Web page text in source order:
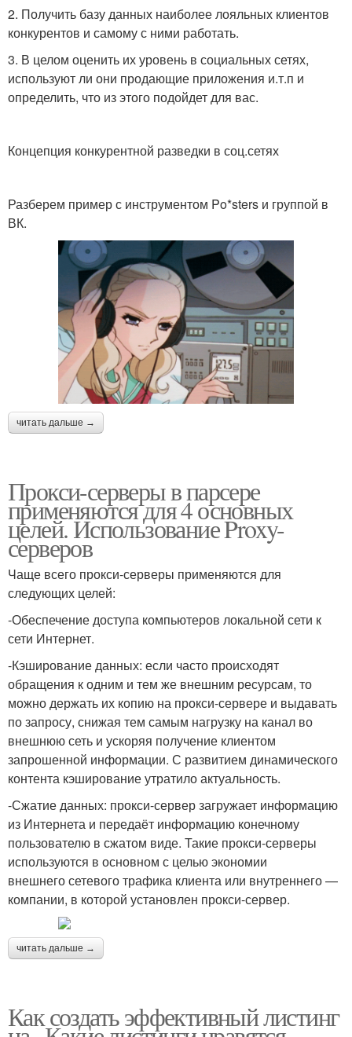
2. Получить базу данных наиболее лояльных клиентов
конкурентов и самому с ними работать.
3. В целом оценить их уровень в социальных сетях,
используют ли они продающие приложения и.т.п и
определить, что из этого подойдет для вас.
Концепция конкурентной разведки в соц.сетях
Разберем пример с инструментом Po*sters и группой в
ВК.
читать дальше →
Прокси-серверы в парсере
применяются для 4 основных
целей. Использование Proxy-
серверов
Чаще всего прокси-серверы применяются для
следующих целей:
-Обеспечение доступа компьютеров локальной сети к
сети Интернет.
-Кэширование данных: если часто происходят
обращения к одним и тем же внешним ресурсам, то
можно держать их копию на прокси-сервере и выдавать
по запросу, снижая тем самым нагрузку на канал во
внешнюю сеть и ускоряя получение клиентом
запрошенной информации. С развитием динамического
контента кэширование утратило актуальность.
-Сжатие данных: прокси-сервер загружает информацию
из Интернета и передаёт информацию конечному
пользователю в сжатом виде. Такие прокси-серверы
используются в основном с целью экономии
внешнего сетевого трафика клиента или внутреннего —
компании, в которой установлен прокси-сервер.
читать дальше →
Как создать эффективный листинг